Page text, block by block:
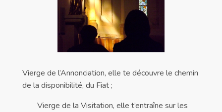
Vierge de l’Annonciation, elle te découvre le chemin
de la disponibilité, du Fiat ;
Vierge de la Visitation, elle t’entraîne sur les